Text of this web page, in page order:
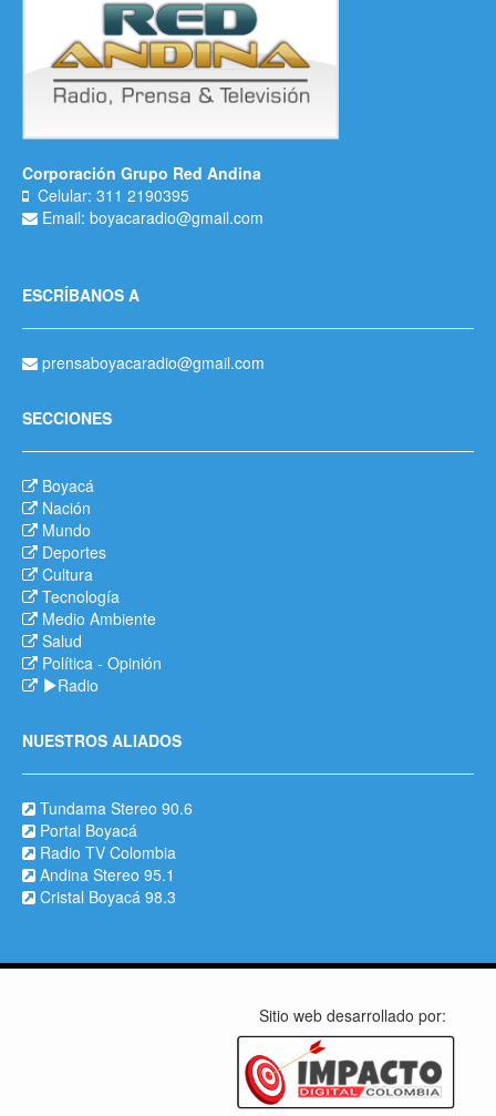
Corporación Grupo Red Andina
Celular: 311 2190395
Email: boyacaradio@gmail.com
ESCRÍBANOS A
prensaboyacaradio@gmail.com
SECCIONES
Boyacá
Nación
Mundo
Deportes
Cultura
Tecnología
Medio Ambiente
Salud
Política - Opinión
Radio
NUESTROS ALIADOS
Tundama Stereo 90.6
Portal Boyacá
Radio TV Colombia
Andina Stereo 95.1
Cristal Boyacá 98.3
Sitio web desarrollado por: